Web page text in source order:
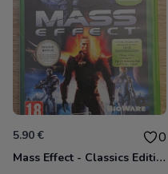
5.90 € 0
Mass Effect - Classics Edition Xbox 360